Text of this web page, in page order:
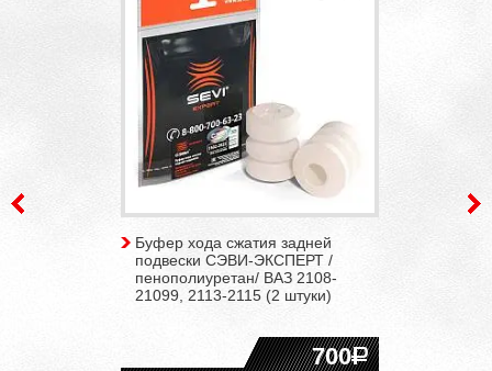
Буфер хода сжатия задней
подвески СЭВИ-ЭКСПЕРТ /
пенополиуретан/ ВАЗ 2108-
21099, 2113-2115 (2 штуки)
700